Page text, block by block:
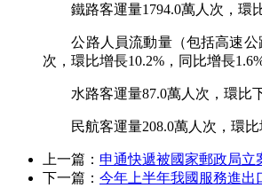
鐵路客運量1794.0萬人次，環比
公路人員流動量（包括高速公路
次，環比增長10.2%，同比增長
水路客運量87.0萬人次，環比下
民航客運量208.0萬人次，環比
上一篇： 申通快遞被國家郵政局立
下一篇： 今年上半年我國服務進出